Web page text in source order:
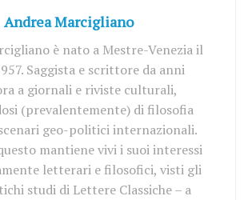
Andrea Marcigliano
è nato a Mestre-Venezia il
Saggista e scrittore da anni
a giornali e riviste culturali,
(prevalentemente) di filosofia
geo-politici internazionali.
mantiene vivi i suoi interessi
letterari e filosofici, visti gli
studi di Lettere Classiche – a